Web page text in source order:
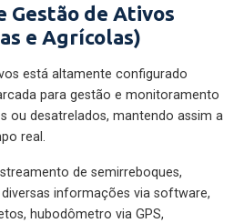
Gestão de Ativos
e Agrícolas)
está altamente configurado
para gestão e monitoramento
ou desatrelados, mantendo assim a
real.
de semirreboques,
informações via software,
hubodômetro via GPS,